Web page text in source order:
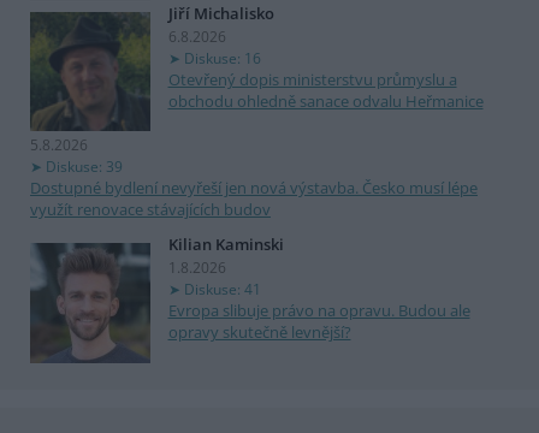
Jiří Michalisko
6.8.2026
Diskuse: 16
Otevřený dopis ministerstvu průmyslu a
obchodu ohledně sanace odvalu Heřmanice
5.8.2026
Diskuse: 39
Dostupné bydlení nevyřeší jen nová výstavba. Česko musí lépe
využít renovace stávajících budov
Kilian Kaminski
1.8.2026
Diskuse: 41
Evropa slibuje právo na opravu. Budou ale
opravy skutečně levnější?